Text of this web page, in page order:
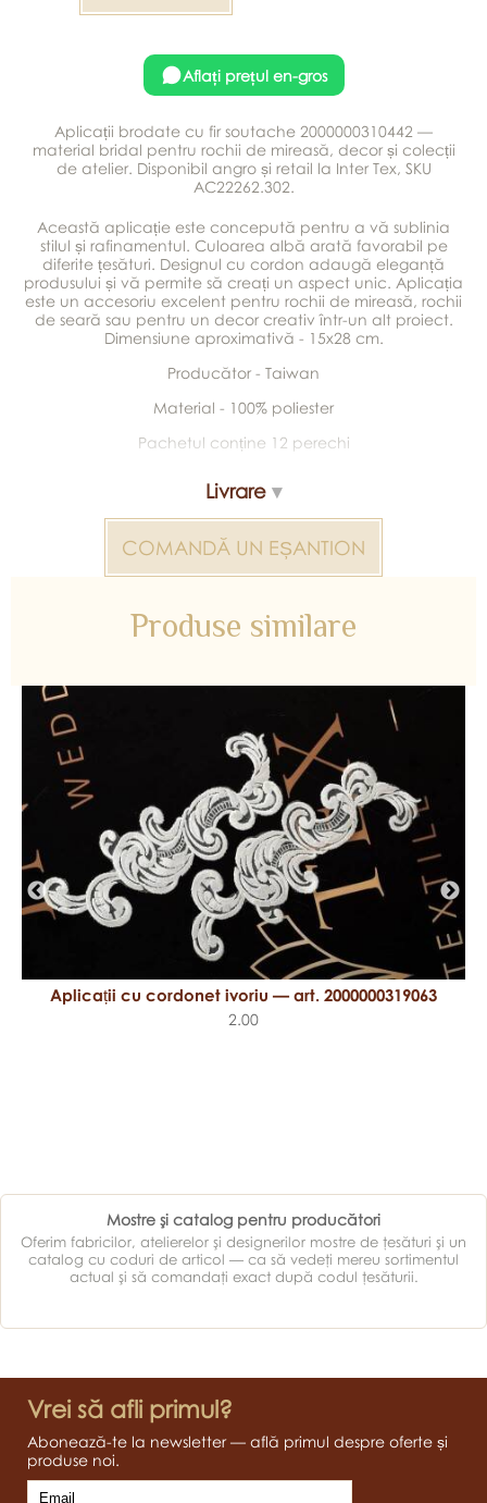
Aflați prețul en-gros
Aplicații brodate cu fir soutache 2000000310442 —
material bridal pentru rochii de mireasă, decor și colecții
de atelier. Disponibil angro și retail la Inter Tex, SKU
AC22262.302.
Această aplicație este concepută pentru a vă sublinia
stilul și rafinamentul. Culoarea albă arată favorabil pe
diferite țesături. Designul cu cordon adaugă eleganță
produsului și vă permite să creați un aspect unic. Aplicația
este un accesoriu excelent pentru rochii de mireasă, rochii
de seară sau pentru un decor creativ într-un alt proiect.
Dimensiune aproximativă - 15x28 cm.
Producător - Taiwan
Material - 100% poliester
Pachetul conține 12 perechi
Livrare
COMANDĂ UN EȘANTION
Produse similare
Aplicații cu cordonet ivoriu — art. 2000000319063
2.00
Mostre şi catalog pentru producători
Oferim fabricilor, atelierelor şi designerilor mostre de ţesături şi un
catalog cu coduri de articol — ca să vedeţi mereu sortimentul
actual şi să comandaţi exact după codul ţesăturii.
Vrei să afli primul?
Abonează-te la newsletter — află primul despre oferte și
produse noi.